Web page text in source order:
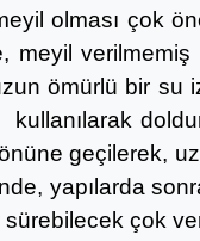
olması çok
meyil
ömürlü bir su
kullanılarak
geçilerek,
yapılarda
çok